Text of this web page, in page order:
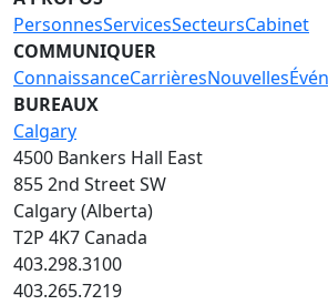
PersonnesServicesSecteursCabinet
COMMUNIQUER
ConnaissanceCarrièresNouvelles
BUREAUX
Calgary
4500 Bankers Hall East
855 2nd Street SW
Calgary (Alberta)
T2P 4K7 Canada
403.298.3100
403.265.7219